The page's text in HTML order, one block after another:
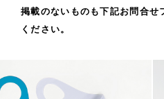
掲載のないものも下記お問合せ
ください。